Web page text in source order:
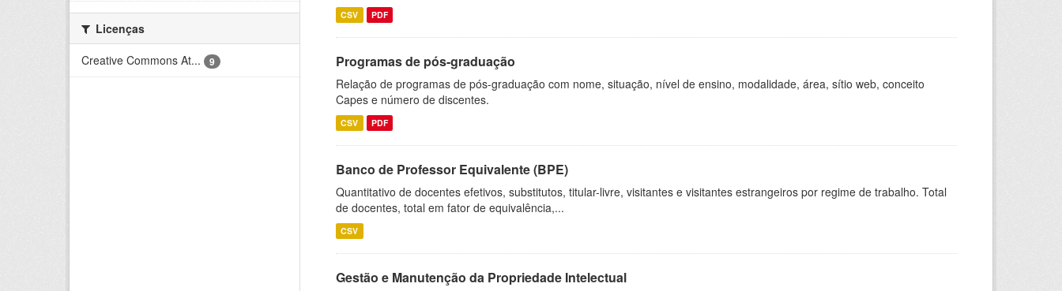
Licenças
Creative Commons At...
9
CSV PDF
Programas de pós-graduação
Relação de programas de pós-graduação com nome, situação, nível de ensino, modalidade, área, sítio web, conceito
Capes e número de discentes.
CSV PDF
Banco de Professor Equivalente (BPE)
Quantitativo de docentes efetivos, substitutos, titular-livre, visitantes e visitantes estrangeiros por regime de trabalho. Total
de docentes, total em fator de equivalência,...
CSV
Gestão e Manutenção da Propriedade Intelectual